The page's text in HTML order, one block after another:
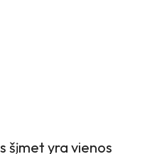
šįmet yra vienos